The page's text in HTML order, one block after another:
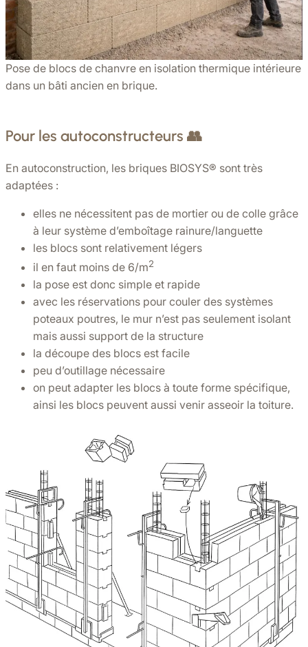
Pose de blocs de chanvre en isolation thermique intérieure
dans un bâti ancien en brique.
Pour les autoconstructeurs 👥
En autoconstruction, les briques BIOSYS®️ sont très
adaptées :
elles ne nécessitent pas de mortier ou de colle grâce
à leur système d’emboîtage rainure/languette
les blocs sont relativement légers
il en faut moins de 6/m2
la pose est donc simple et rapide
avec les réservations pour couler des systèmes
poteaux poutres, le mur n’est pas seulement isolant
mais aussi support de la structure
la découpe des blocs est facile
peu d’outillage nécessaire
on peut adapter les blocs à toute forme spécifique,
ainsi les blocs peuvent aussi venir asseoir la toiture.